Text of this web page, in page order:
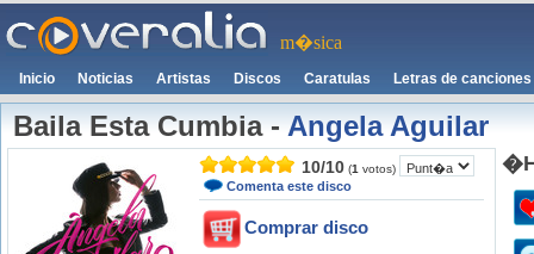
m�sica
Inicio Noticias Artistas Discos Caratulas Letras de canciones
Baila Esta Cumbia-Angela Aguilar
10/10 (1 votos)
Comenta este disco
Comprar disco